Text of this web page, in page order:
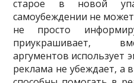
старое в новой
самоубеждении не
не просто
приукраши­вает,
аргументов использует
реклама не убеждает, а